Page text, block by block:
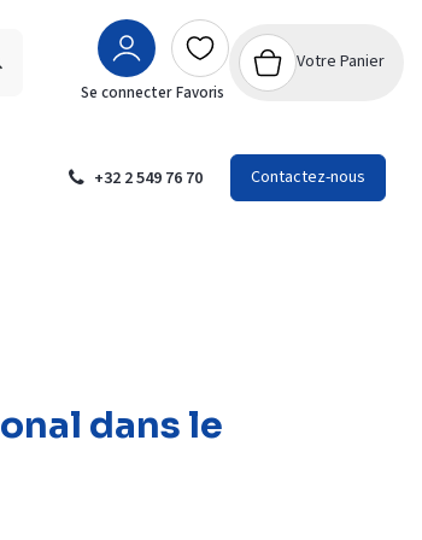
Se connecter Favoris
Votre Panier
+32 2 549 76 70 Contactez-nous
dans le